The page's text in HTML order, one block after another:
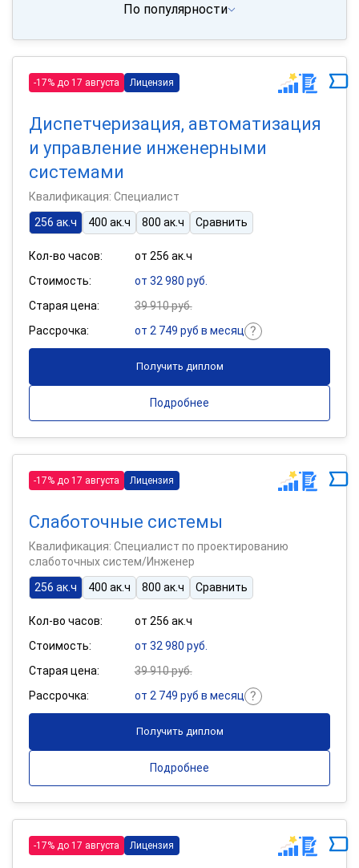
По популярности
-17% до 17 августа Лицензия
Диспетчеризация, автоматизация
и управление инженерными
системами
Квалификация: Специалист
256 ак.ч
400 ак.ч 800 ак.ч Сравнить
Кол-во часов:
от 256 ак.ч
Стоимость:
от 32 980 руб.
Старая цена:
39 910 руб.
Рассрочка:
от 2 749 руб в месяц
Получить диплом
Подробнее
-17% до 17 августа Лицензия
Слаботочные системы
Квалификация: Специалист по проектированию
слаботочных систем/Инженер
256 ак.ч
400 ак.ч 800 ак.ч Сравнить
Кол-во часов:
от 256 ак.ч
Стоимость:
от 32 980 руб.
Старая цена:
39 910 руб.
Рассрочка:
от 2 749 руб в месяц
Получить диплом
Подробнее
-17% до 17 августа Лицензия